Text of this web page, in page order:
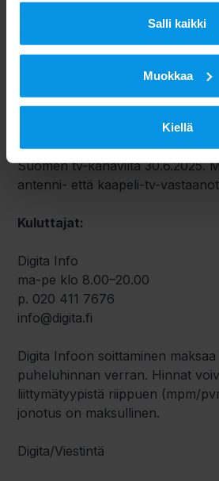
Salli kaikki
Muokkaa
Kiellä
(mpm/pvm). Palveluun jonotus
Suomessa on käynnissä HD-
lähetetään vaiheittaisen
teräväpiirtolaadulla.
lähetykset päättyvät ensin Ylellä
Suomen tv-kanavilta 30.6.2025.
antenni- että kaapeli-tv-
Kuluttajat:
Digita Info
ma-pe klo 8.00–20.00
p. 020 411 7676
info@digita.fi
Digita Infoon soittaminen
puheluhinnan verran. Hinnat
liittymätyypistä riippuen (mpm/
jonotus on maksullinen.
Digita/Viestintä